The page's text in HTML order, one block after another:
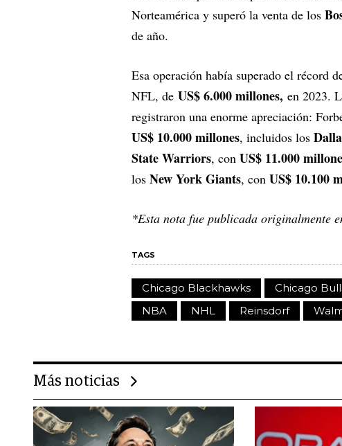
Norteamérica y superó la venta de los
de año.
Esa operación había superado el récord
NFL, de US$ 6.000 millones, en 2023.
registraron una enorme apreciación:
US$ 10.000 millones, incluidos los
State Warriors, con US$ 11.000
los New York Giants, con US$ 10.100
*Esta nota fue publicada originalmente
TAGS
Chicago Blackhawks Chicago
NBA
NHL Reinsdorf
Más noticias